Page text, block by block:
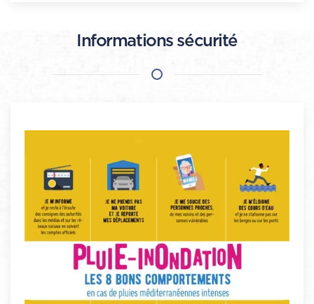
Informations sécurité
Je m'éloigne des cours d'eau
Je ne sors pas
Je ne descends pas dans les sous-sols et je
me réfugie en hauteur en étage
Je ne m'engage ni en voiture ni à pied
Je ne vais pas chercher mes enfants à
l'école